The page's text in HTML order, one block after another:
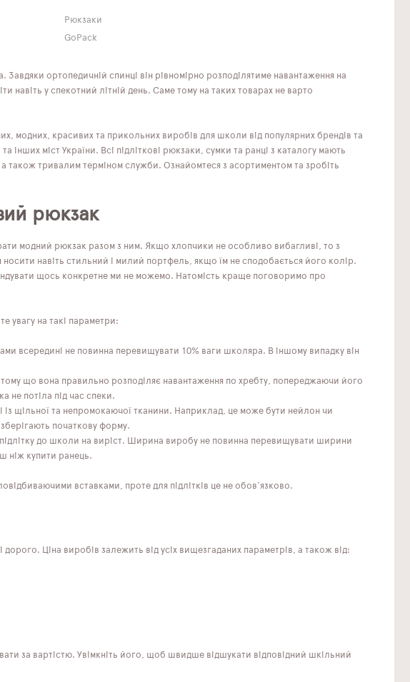
Рюкзаки
GoPack
ортопедичній спинці він рівномірно розподілятиме навантаження на
навіть у спекотний літній день. Саме тому на таких товарах не варто
модних, красивих та прикольних виробів для школи від популярних брендів та
міст України. Всі підліткові рюкзаки, сумки та ранці з каталогу мають
також тривалим терміном служби. Ознайомтеся з асортиментом та зробіть
рюкзак
модний рюкзак разом з ним. Якщо хлопчики не особливо вибагливі, то з
носити навіть стильний і милий портфель, якщо їм не сподобається його колір.
щось конкретне ми не можемо. Натомість краще поговоримо про
увагу на такі параметри:
всередині не повинна перевищувати 10% ваги школяра. В іншому випадку він
що вона правильно розподіляє навантаження по хребту, попереджаючи його
не потіла під час спеки.
щільної та непромокаючої тканини. Наприклад, це може бути нейлон чи
початкову форму.
до школи на виріст. Ширина виробу не повинна перевищувати ширини
ніж купити ранець.
вставками, проте для підлітків це не обов'язково.
Ціна виробів залежить від усіх вищезгаданих параметрів, а також від:
за вартістю. Увімкніть його, щоб швидше відшукати відповідний шкільний